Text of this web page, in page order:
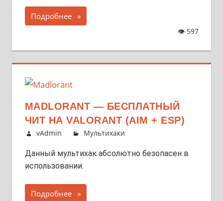
Подробнее
👁 597
MADLORANT — БЕСПЛАТНЫЙ
ЧИТ НА VALORANT (AIM + ESP)
vAdmin Мультихаки
Данный мультихак абсолютно безопасен в
использовании.
Подробнее